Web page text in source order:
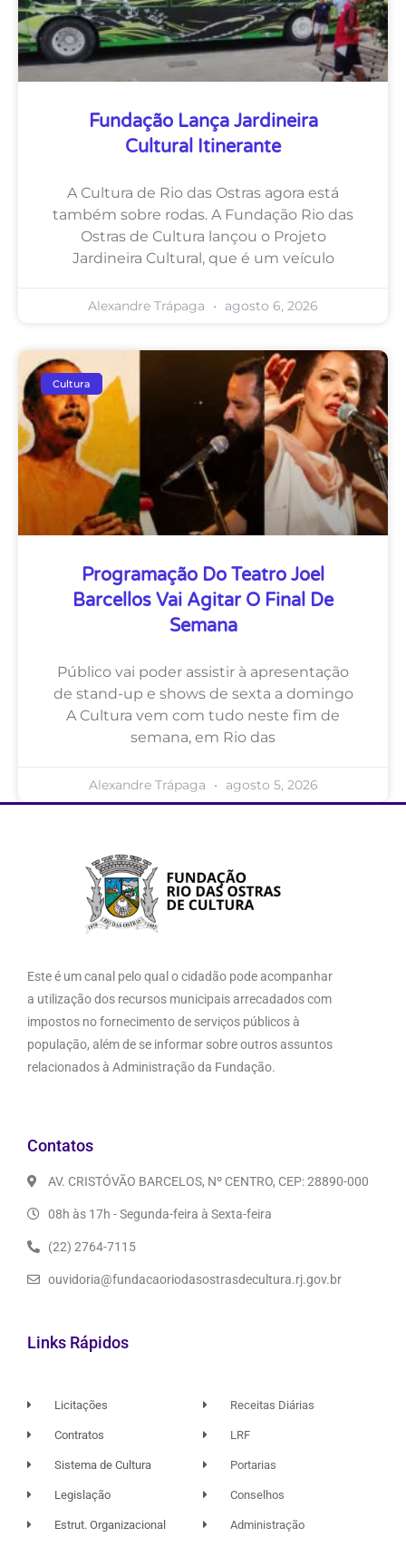
Fundação Lança Jardineira
Cultural Itinerante
A Cultura de Rio das Ostras agora está
também sobre rodas. A Fundação Rio das
Ostras de Cultura lançou o Projeto
Jardineira Cultural, que é um veículo
Alexandre Trápaga agosto 6, 2026
Cultura
Programação Do Teatro Joel
Barcellos Vai Agitar O Final De
Semana
Público vai poder assistir à apresentação
de stand-up e shows de sexta a domingo
A Cultura vem com tudo neste fim de
semana, em Rio das
Alexandre Trápaga agosto 5, 2026
Este é um canal pelo qual o cidadão pode acompanhar
a utilização dos recursos municipais arrecadados com
impostos no fornecimento de serviços públicos à
população, além de se informar sobre outros assuntos
relacionados à Administração da Fundação.
Contatos
AV. CRISTÓVÃO BARCELOS, Nº CENTRO, CEP: 28890-000
08h às 17h - Segunda-feira à Sexta-feira
(22) 2764-7115
ouvidoria@fundacaoriodasostrasdecultura.rj.gov.br
Links Rápidos
Licitações
Contratos
Sistema de Cultura
Legislação
Estrut. Organizacional
Receitas Diárias
LRF
Portarias
Conselhos
Administração